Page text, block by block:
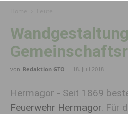
von Redaktion GTO - 18. Juli 2018
Hermagor - Seit 1869
Feuerwehr Hermagor. Für